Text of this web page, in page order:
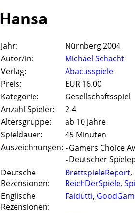
Hansa
Jahr:
Nürnberg 2004
Autor/in:
Michael Schacht
Verlag:
Abacusspiele
Preis:
EUR 16.00
Kategorie:
Gesellschaftsspiel
Anzahl Spieler:
2-4
Altersgruppe:
ab 10 Jahre
Spieldauer:
45 Minuten
Auszeichnungen: -Gamers Choice
-Deutscher
Deutsche
Rezensionen:
BrettspieleReport,
ReichDerSpiele,
Englische
Rezensionen:
Faidutti,